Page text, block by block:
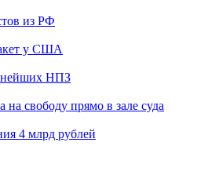
из РФ
у США
НПЗ
свободу прямо в зале суда
4 млрд рублей